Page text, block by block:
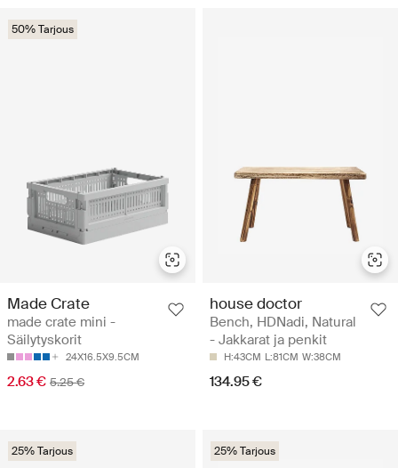
50% Tarjous
Made Crate
made crate mini -
Säilytyskorit
24X16.5X9.5CM
2.63 € 5.25 €
house doctor
Bench, HDNadi, Natural
- Jakkarat ja penkit
H:43CM L:81CM W:38CM
134.95 €
25% Tarjous 25% Tarjous